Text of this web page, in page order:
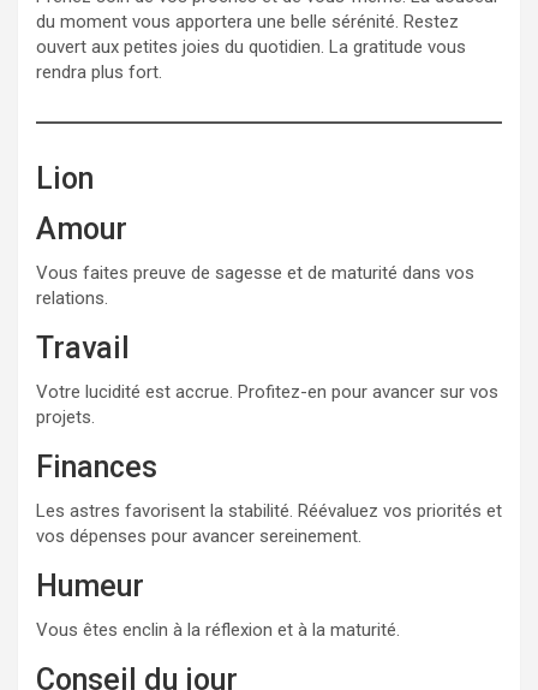
du moment vous apportera une belle sérénité. Restez
ouvert aux petites joies du quotidien. La gratitude vous
rendra plus fort.
Lion
Amour
Vous faites preuve de sagesse et de maturité dans vos
relations.
Travail
Votre lucidité est accrue. Profitez-en pour avancer sur vos
projets.
Finances
Les astres favorisent la stabilité. Réévaluez vos priorités et
vos dépenses pour avancer sereinement.
Humeur
Vous êtes enclin à la réflexion et à la maturité.
Conseil du jour